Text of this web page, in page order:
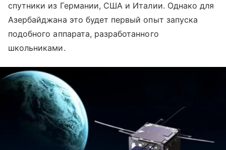
спутники из Германии, США и Италии. Однако для
Азербайджана это будет первый опыт запуска
подобного аппарата, разработанного
школьниками.